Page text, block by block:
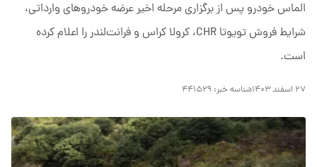
الماس خودرو پس از برگزاری مرحله اخیر عرضه خودروهای وارداتی،
شرایط فروش تویوتا CHR، کرولا کراس و فرانت‌لندر را اعلام کرده
است.
۲۷ اسفند ۱۴۰۳ شناسه خبر: ۴۴۱۵۲۹